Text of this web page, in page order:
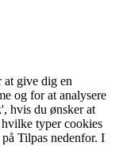
give dig en
og for at analysere
hvis du ønsker at
typer cookies
Tilpas nedenfor. I